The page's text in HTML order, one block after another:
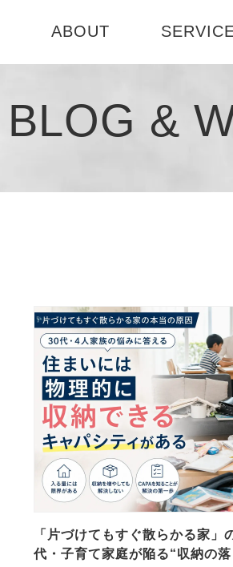
ABOUT
社会活動 インテリア
BLOG &
「片づけてもすぐ散らかる家
代・子育て家庭が陥る“収納の